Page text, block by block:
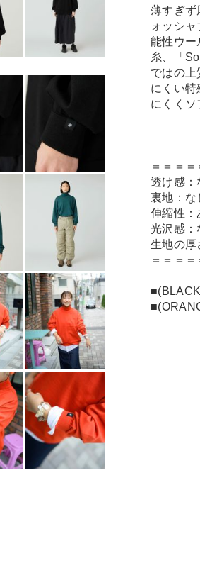
薄すぎず
ォッシ
能性ウー
糸、「
ではの上
にくい特
にくくソ
＝＝＝
透け感：
裏地：な
伸縮性：
光沢感：
生地の厚
＝＝＝